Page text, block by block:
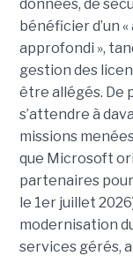
données, de
bénéficier d’un
approfondi »,
gestion des
être allégés. De
s’attendre à
missions
que Microsoft
partenaires pour
le 1er juillet
modernisation
services gérés,